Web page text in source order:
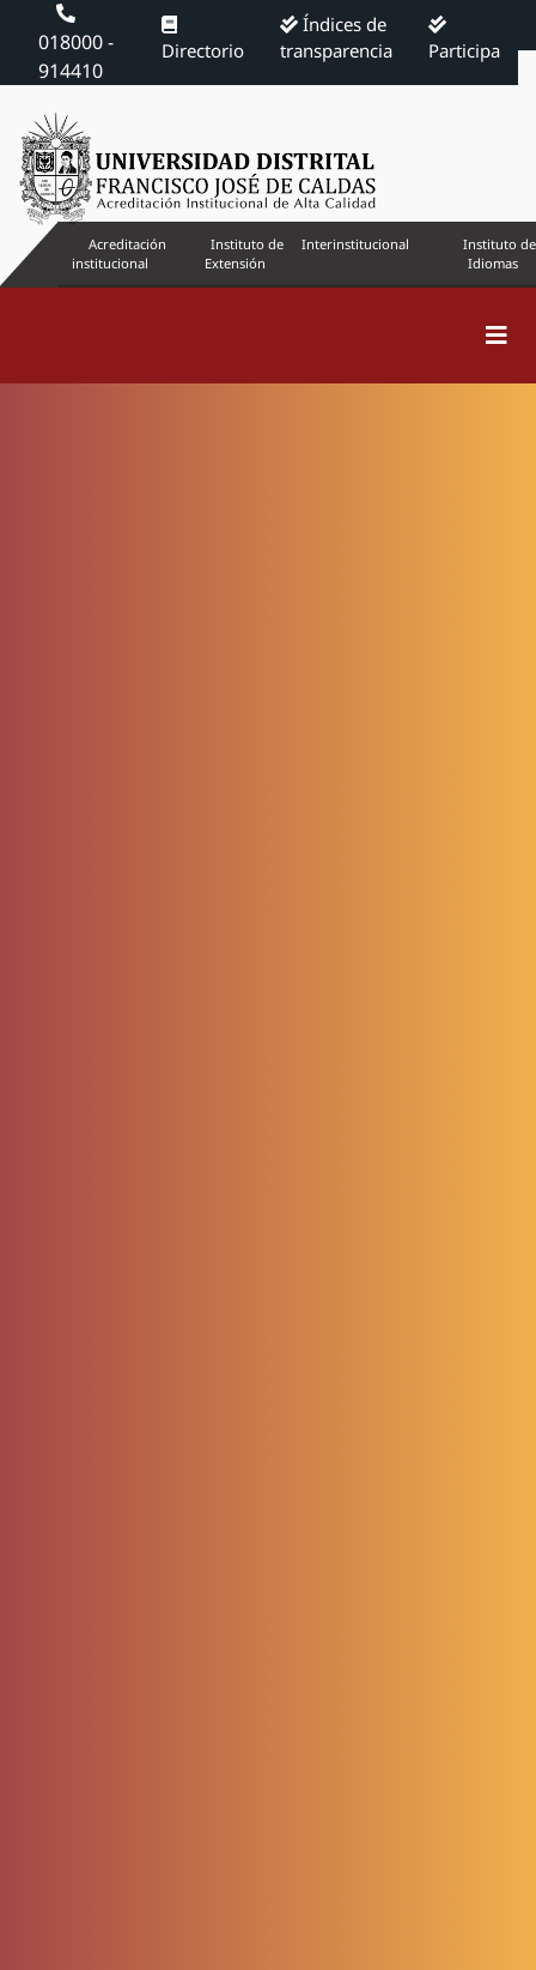
018000 -
914410
Directorio
Índices de
transparencia
Participa
Acreditación
institucional
Instituto de
Extensión
Interinstitucional
Instituto de
Idiomas